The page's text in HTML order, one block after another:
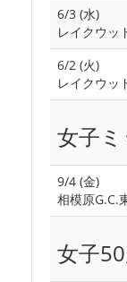
6/3 (水)
レイクウッ
6/2 (火)
レイクウッ
女子
9/4 (金)
相模原G.C.
女子